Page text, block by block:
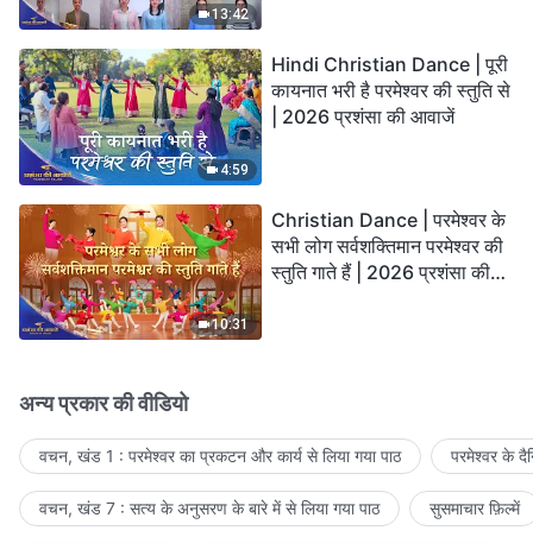
13:42
4:59
Hindi Christian Dance | पूरी
कायनात भरी है परमेश्वर की स्तुति से
| 2026 प्रशंसा की आवाजें
10:31
Christian Dance | परमेश्वर के
सभी लोग सर्वशक्तिमान परमेश्वर की
स्तुति गाते हैं | 2026 प्रशंसा की
अन्य प्रकार की वीडियो
वचन, खंड 1 : परमेश्वर का प्रकटन और कार्य से लिया गया पाठ परमेश्वर के
वचन, खंड 7 : सत्य के अनुसरण के बारे में से लिया गया पाठ सुसमाचार फ़िल्में